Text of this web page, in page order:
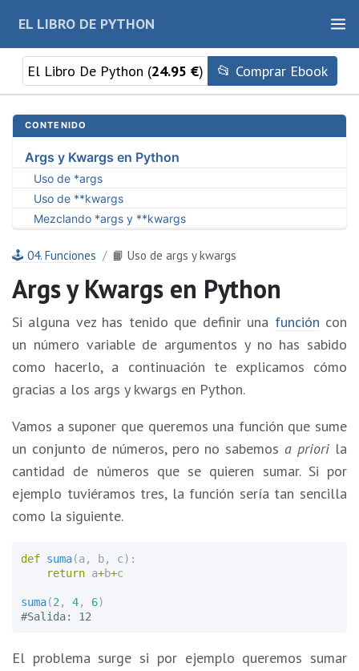
EL LIBRO DE PYTHON
El Libro De Python (24.95 €) 📂 Comprar Ebook
CONTENIDO
Args y Kwargs en Python
Uso de *args
Uso de **kwargs
Mezclando *args y **kwargs
🕹 04. Funciones 📙 Uso de args y kwargs
Args y Kwargs en Python
Si alguna vez has tenido que definir una función con
un número variable de argumentos y no has sabido
como hacerlo, a continuación te explicamos cómo
gracias a los args y kwargs en Python.
Vamos a suponer que queremos una función que sume
un conjunto de números, pero no sabemosa priori la
cantidad de números que se quieren sumar. Si por
ejemplo tuviéramos tres, la función sería tan sencilla
como la siguiente.
def suma(a , b, c):
return a+b+c
suma(2 , 4, 6)
El problema surge si por ejemplo queremos sumar